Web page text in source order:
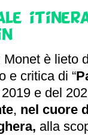
Monet è lieto
e critica di “
e del
, nel cuore
alla